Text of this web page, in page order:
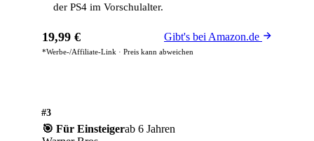
der PS4 im Vorschulalter.
19,99 € Gibt's bei Amazon.de
*Werbe-/Affiliate-Link · Preis kann abweichen
#3
🎯 Für Einsteigerab 6 Jahren